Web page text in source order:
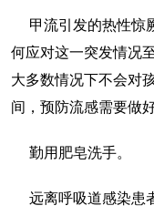
甲流引发的热性惊
何应对这一突发情况
大多数情况下不会对
间，预防流感需要做
勤用肥皂洗手。
远离呼吸道感染患